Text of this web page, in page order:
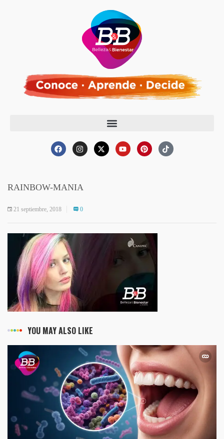
RAINBOW-MANIA
21 septiembre, 2018 0
YOU MAY ALSO LIKE